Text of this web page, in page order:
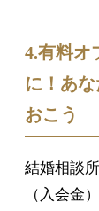
4.有料オ
に！あ
おこう
結婚相談
（入会金